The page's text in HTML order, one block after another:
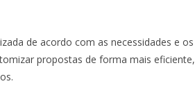
de acordo com as necessidades e os
propostas de forma mais eficiente,